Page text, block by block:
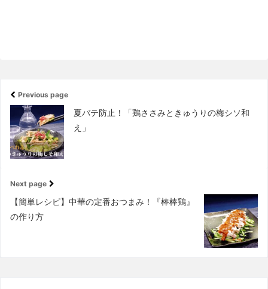
Previous page
夏バテ防止！「鶏ささみときゅうりの梅シソ和
え」
Next page
【簡単レシピ】中華の定番おつまみ！『棒棒鶏』
の作り方